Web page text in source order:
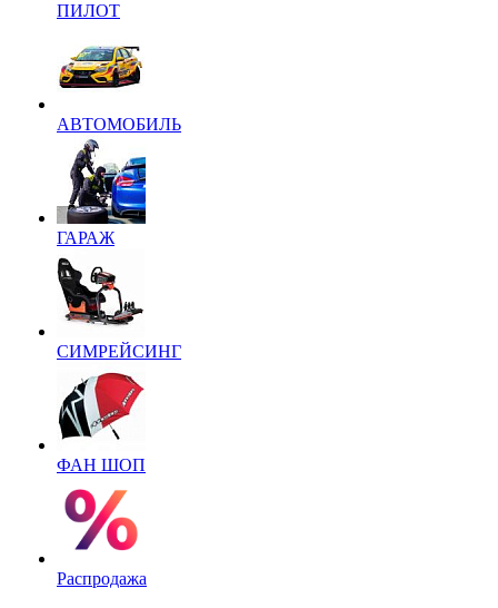
ПИЛОТ
АВТОМОБИЛЬ
ГАРАЖ
СИМРЕЙСИНГ
ФАН ШОП
Распродажа